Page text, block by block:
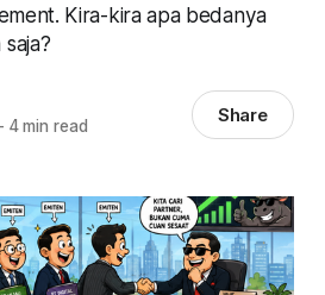
Kira-kira apa bedanya
4 min read Share